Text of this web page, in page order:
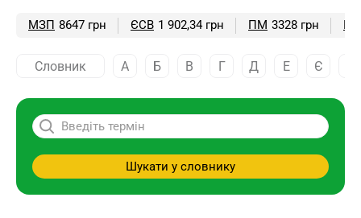
МЗП 8647 грн ЄСВ 1 902,34 грн ПМ 3328 грн
Словник А Б В Г Д Е Є
Шукати у словнику